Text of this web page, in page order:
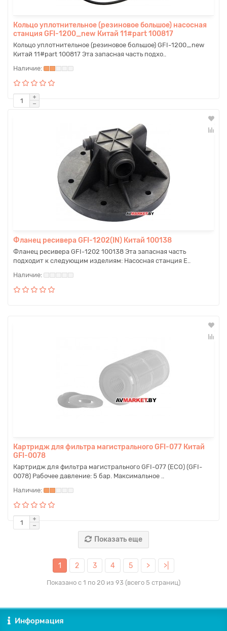
Кольцо уплотнительное (резиновое большое) насосная
станция GFI-1200_new Китай 11#part 100817
Кольцо уплотнительное (резиновое большое) GFI-1200_new
Китай 11#part 100817 Эта запасная часть подхо..
Фланец ресивера GFI-1202(IN) Китай 100138
Фланец ресивера GFI-1202 100138 Эта запасная часть
подходит к следующим изделиям: Насосная станция E..
Картридж для фильтра магистрального GFI-077 Китай
GFI-0078
Картридж для фильтра магистрального GFI-077 (ECO) (GFI-
0078) Рабочее давление: 5 бар. Максимальное ..
Показать еще
1 2 3 4 5 > >|
Показано с 1 по 20 из 93 (всего 5 страниц)
Информация